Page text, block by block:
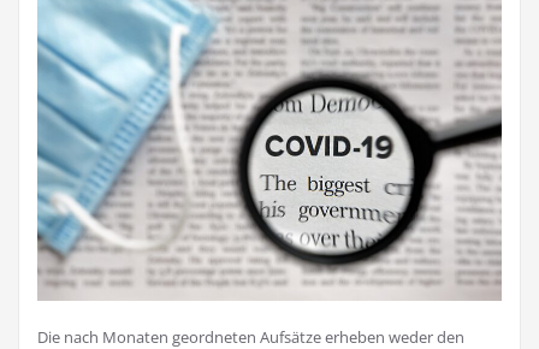
Die nach Monaten geordneten Aufsätze erheben weder den